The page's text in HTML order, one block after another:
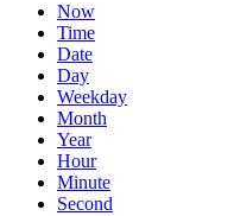
Now
Time
Date
Day
Weekday
Month
Year
Hour
Minute
Second